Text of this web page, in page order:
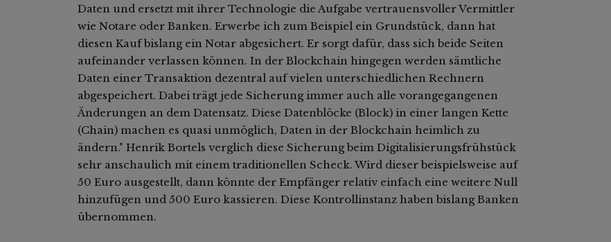
Daten und ersetzt mit ihrer Technologie die Aufgabe vertrauensvoller Vermittler
wie Notare oder Banken. Erwerbe ich zum Beispiel ein Grundstück, dann hat
diesen Kauf bislang ein Notar abgesichert. Er sorgt dafür, dass sich beide Seiten
aufeinander verlassen können. In der Blockchain hingegen werden sämtliche
Daten einer Transaktion dezentral auf vielen unterschiedlichen Rechnern
abgespeichert. Dabei trägt jede Sicherung immer auch alle vorangegangenen
Änderungen an dem Datensatz. Diese Datenblöcke (Block) in einer langen Kette
(Chain) machen es quasi unmöglich, Daten in der Blockchain heimlich zu
ändern." Henrik Bortels verglich diese Sicherung beim Digitalisierungsfrühstück
sehr anschaulich mit einem traditionellen Scheck. Wird dieser beispielsweise auf
50 Euro ausgestellt, dann könnte der Empfänger relativ einfach eine weitere Null
hinzufügen und 500 Euro kassieren. Diese Kontrollinstanz haben bislang Banken
übernommen.